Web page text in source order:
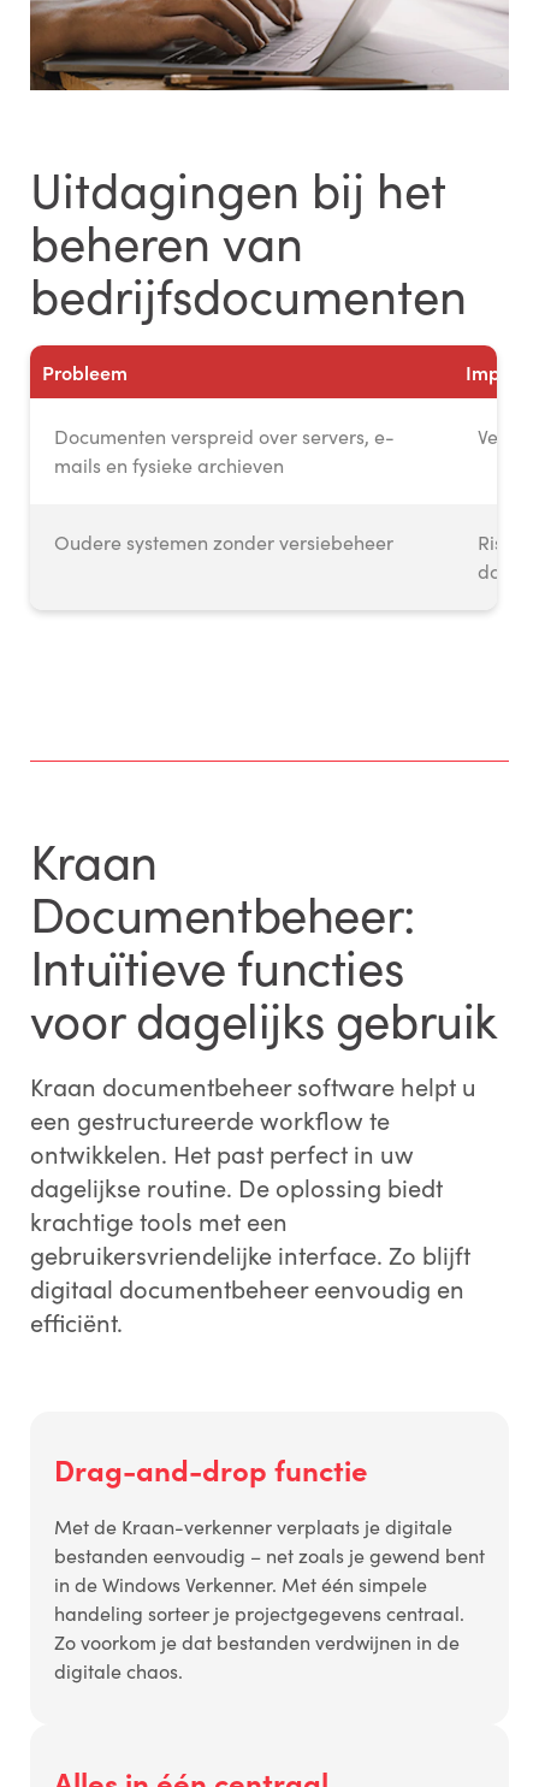
Uitdagingen bij het
beheren van
bedrijfsdocumenten
Probleem Impact
Documenten verspreid over servers, e-
mails en fysieke archieven
Oudere systemen zonder versiebeheer
Risico
Kraan
Documentbeheer:
Intuïtieve functies
voor dagelijks gebruik
Kraan documentbeheer software helpt u
een gestructureerde workflow te
ontwikkelen. Het past perfect in uw
dagelijkse routine. De oplossing biedt
krachtige tools met een
gebruikersvriendelijke interface. Zo blijft
digitaal documentbeheer eenvoudig en
efficiënt.
Drag-and-drop functie
Met de Kraan-verkenner verplaats je digitale
bestanden eenvoudig – net zoals je gewend bent
in de Windows Verkenner. Met één simpele
handeling sorteer je projectgegevens centraal.
Zo voorkom je dat bestanden verdwijnen in de
digitale chaos.